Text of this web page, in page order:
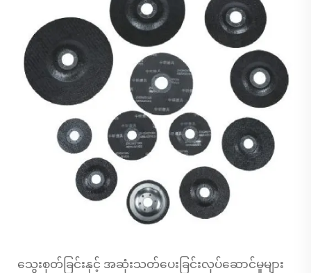
သွေးစုတ်ခြင်းနှင့် အဆုံးသတ်ပေးခြင်းလုပ်ဆောင်မှုများ